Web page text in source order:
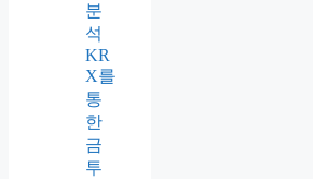
분
석
KR
X를
통
한
금
투